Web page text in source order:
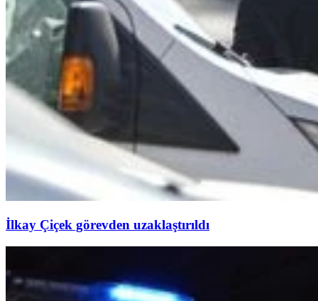
İlkay Çiçek görevden uzaklaştırıldı